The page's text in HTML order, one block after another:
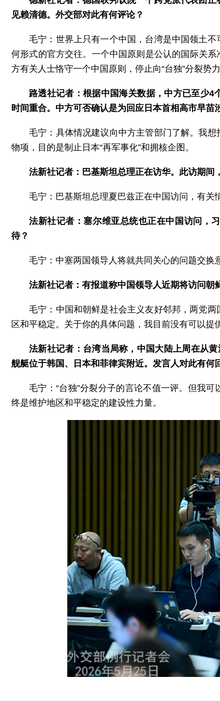
见赖清德。外交部对此有何评论？
毛宁：世界上只有一个中国，台湾是中国领土
何形式的官方交往。一个中国原则是公认的国际关
方有关人士恪守一个中国原则，停止向“台独”分裂势
路透社记者：根据中国海关数据，中方已至少
时间重合。中方可否确认是为回应日本首相高市早苗
毛宁：具体情况建议向中方主管部门了解。我
物项，目的是制止日本“再军事化”和拥核企图。
法新社记者：巴基斯坦总理正在访华。此访期间
毛宁：巴基斯坦总理夏巴兹正在中国访问，有
法新社记者：塞尔维亚总统也正在中国访问，
待？
毛宁：中塞两国领导人将就共同关心的问题交换
法新社记者：有报道称中国领导人近期将访问朝
毛宁：中国和朝鲜是社会主义友好邻邦，两党
区和平稳定。关于你的具体问题，我目前没有可以提
法新社记者：台湾当局称，中国大陆上周在从
舰艇位于韩国、日本和菲律宾附近。发言人对此有何
毛宁：“台独”分裂分子的言论不值一评。但我
终是维护地区和平稳定的建设性力量。